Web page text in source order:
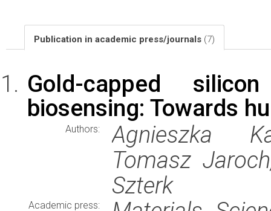
Publication in academic press/journals (7)
Gold-capped
biosensing: Towards
Authors:
Agnieszka
Tomasz
Szterk
Academic press: